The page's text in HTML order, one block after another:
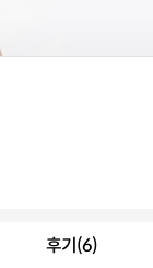
후기(6)